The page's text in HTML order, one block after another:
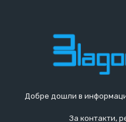
Добре дошли в
За контакти,